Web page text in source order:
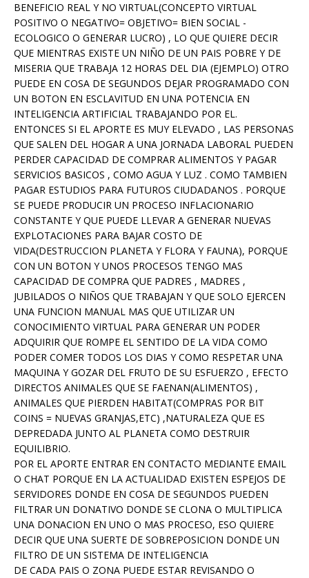
BENEFICIO REAL Y NO VIRTUAL(CONCEPTO VIRTUAL
POSITIVO O NEGATIVO= OBJETIVO= BIEN SOCIAL -
ECOLOGICO O GENERAR LUCRO) , LO QUE QUIERE DECIR
QUE MIENTRAS EXISTE UN NIÑO DE UN PAIS POBRE Y DE
MISERIA QUE TRABAJA 12 HORAS DEL DIA (EJEMPLO) OTRO
PUEDE EN COSA DE SEGUNDOS DEJAR PROGRAMADO CON
UN BOTON EN ESCLAVITUD EN UNA POTENCIA EN
INTELIGENCIA ARTIFICIAL TRABAJANDO POR EL.
ENTONCES SI EL APORTE ES MUY ELEVADO , LAS PERSONAS
QUE SALEN DEL HOGAR A UNA JORNADA LABORAL PUEDEN
PERDER CAPACIDAD DE COMPRAR ALIMENTOS Y PAGAR
SERVICIOS BASICOS , COMO AGUA Y LUZ . COMO TAMBIEN
PAGAR ESTUDIOS PARA FUTUROS CIUDADANOS . PORQUE
SE PUEDE PRODUCIR UN PROCESO INFLACIONARIO
CONSTANTE Y QUE PUEDE LLEVAR A GENERAR NUEVAS
EXPLOTACIONES PARA BAJAR COSTO DE
VIDA(DESTRUCCION PLANETA Y FLORA Y FAUNA), PORQUE
CON UN BOTON Y UNOS PROCESOS TENGO MAS
CAPACIDAD DE COMPRA QUE PADRES , MADRES ,
JUBILADOS O NIÑOS QUE TRABAJAN Y QUE SOLO EJERCEN
UNA FUNCION MANUAL MAS QUE UTILIZAR UN
CONOCIMIENTO VIRTUAL PARA GENERAR UN PODER
ADQUIRIR QUE ROMPE EL SENTIDO DE LA VIDA COMO
PODER COMER TODOS LOS DIAS Y COMO RESPETAR UNA
MAQUINA Y GOZAR DEL FRUTO DE SU ESFUERZO , EFECTO
DIRECTOS ANIMALES QUE SE FAENAN(ALIMENTOS) ,
ANIMALES QUE PIERDEN HABITAT(COMPRAS POR BIT
COINS = NUEVAS GRANJAS,ETC) ,NATURALEZA QUE ES
DEPREDADA JUNTO AL PLANETA COMO DESTRUIR
EQUILIBRIO.
POR EL APORTE ENTRAR EN CONTACTO MEDIANTE EMAIL
O CHAT PORQUE EN LA ACTUALIDAD EXISTEN ESPEJOS DE
SERVIDORES DONDE EN COSA DE SEGUNDOS PUEDEN
FILTRAR UN DONATIVO DONDE SE CLONA O MULTIPLICA
UNA DONACION EN UNO O MAS PROCESO, ESO QUIERE
DECIR QUE UNA SUERTE DE SOBREPOSICION DONDE UN
FILTRO DE UN SISTEMA DE INTELIGENCIA
DE CADA PAIS O ZONA PUEDE ESTAR REVISANDO O